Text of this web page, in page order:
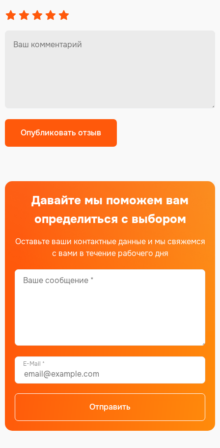
Давайте мы поможем вам
определиться с выбором
Оставьте ваши контактные данные и мы свяжемся
с вами в течение рабочего дня
E-Mail *
Отправить